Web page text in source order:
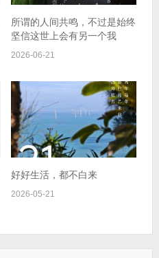
所谓的人间共鸣，不过是始终
坚信这世上会有另一个我
2026-06-21
好好生活，都不白来
2026-05-21